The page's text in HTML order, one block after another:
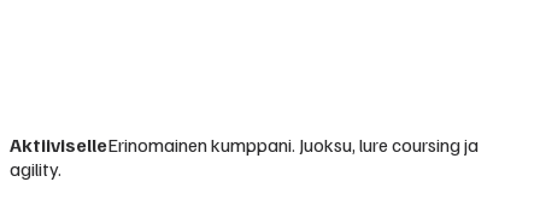
AktiiviselleErinomainen kumppani. Juoksu, lure coursing ja
agility.